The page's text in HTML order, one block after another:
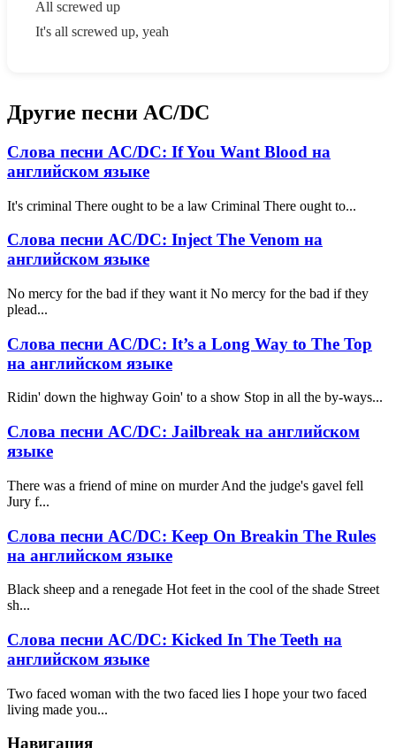
All screwed up
It's all screwed up, yeah
Другие песни AC/DC
Слова песни AC/DC: If You Want Blood на
английском языке
It's criminal There ought to be a law Criminal There ought to...
Слова песни AC/DC: Inject The Venom на
английском языке
No mercy for the bad if they want it No mercy for the bad if they
plead...
Слова песни AC/DC: It’s a Long Way to The Top
на английском языке
Ridin' down the highway Goin' to a show Stop in all the by-ways...
Слова песни AC/DC: Jailbreak на английском
языке
There was a friend of mine on murder And the judge's gavel fell
Jury f...
Слова песни AC/DC: Keep On Breakin The Rules
на английском языке
Black sheep and a renegade Hot feet in the cool of the shade Street
sh...
Слова песни AC/DC: Kicked In The Teeth на
английском языке
Two faced woman with the two faced lies I hope your two faced
living made you...
Навигация